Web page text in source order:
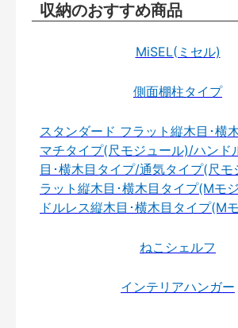
収納のおすすめ商品
MiSEL(ミセル)
側面棚柱タイプ
スタンダード フラット縦木目･横
マチタイプ(尺モジュール)/ハンド
目･横木目タイプ/通気タイプ(尺モ
ラット縦木目･横木目タイプ(Mモ
ドルレス縦木目･横木目タイプ(M
ねこシェルフ
インテリアハンガー